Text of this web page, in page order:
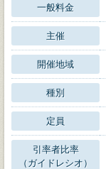
一般料金
主催
開催地域
種別
定員
引率者比率
（ガイドレシオ）